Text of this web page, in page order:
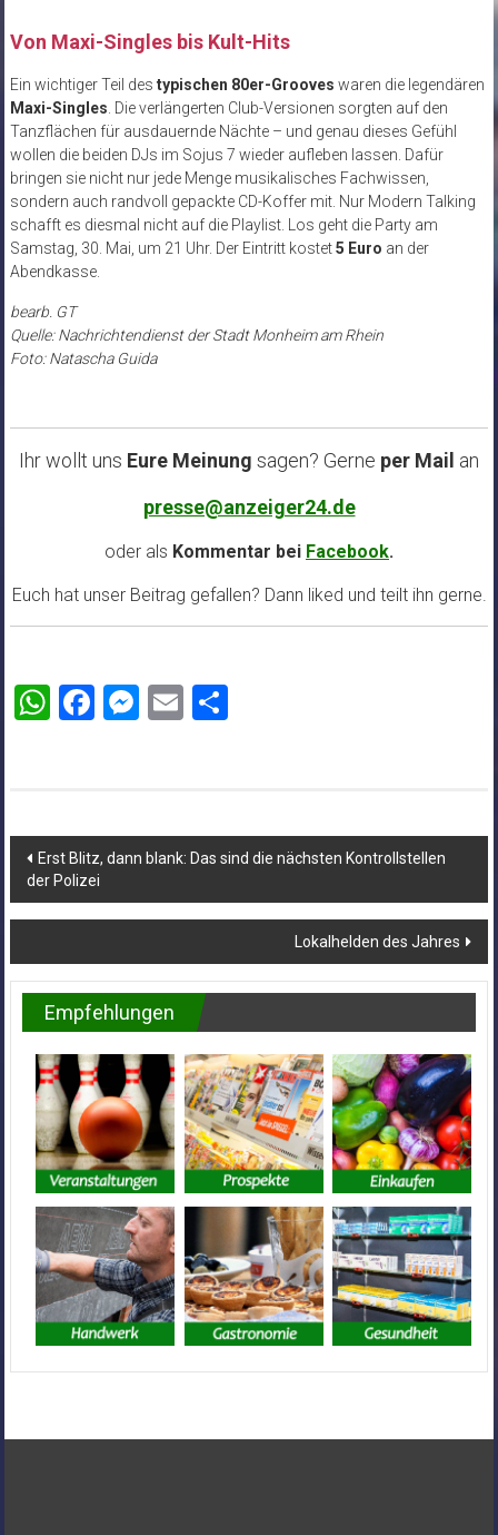
Von Maxi-Singles bis Kult-Hits
Ein wichtiger Teil des typischen 80er-Grooves waren die legendären
Maxi-Singles . Die verlängerten Club-Versionen sorgten auf den
Tanzflächen für ausdauernde Nächte – und genau dieses Gefühl
wollen die beiden DJs im Sojus 7 wieder aufleben lassen. Dafür
bringen sie nicht nur jede Menge musikalisches Fachwissen,
sondern auch randvoll gepackte CD-Koffer mit. Nur Modern Talking
schafft es diesmal nicht auf die Playlist. Los geht die Party am
Samstag, 30. Mai, um 21 Uhr. Der Eintritt kostet5 Euro an der
Abendkasse.
bearb. GT
Quelle: Nachrichtendienst der Stadt Monheim am Rhein
Foto: Natascha Guida
Ihr wollt uns Eure Meinung sagen? Gerne per Mail an
presse@anzeiger24.de
oder als Kommentar bei Facebook.
Euch hat unser Beitrag gefallen? Dann liked und teilt ihn gerne.
WhatsApp
Facebook
Messenger
EmailTeilen
Beitragsnavigation
Erst Blitz, dann blank: Das sind die nächsten Kontrollstellen
der Polizei
Lokalhelden des Jahres
Empfehlungen